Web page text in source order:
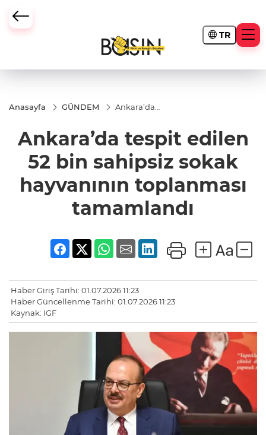
TR
Anasayfa GÜNDEM
Ankara’da
sahipsiz
sokak
hayvanının
toplanması
tamamlandı
Ankara’da tespit edilen
52 bin sahipsiz sokak
hayvanının toplanması
tamamlandı
Haber Giriş Tarihi: 01.07.2026 11:23
Haber Güncellenme Tarihi: 01.07.2026 11:23
Kaynak: IGF